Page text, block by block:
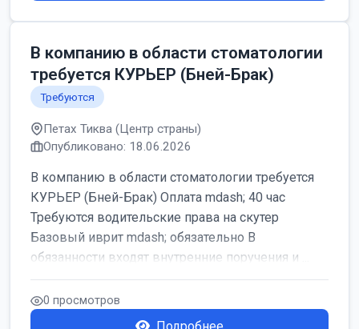
В компанию в области стоматологии
требуется КУРЬЕР (Бней-Брак)
Требуются
Петах Тиква (Центр страны)
Опубликовано: 18.06.2026
В компанию в области стоматологии требуется
КУРЬЕР (Бней-Брак) Оплата mdash; 40 час
Требуются водительские права на скутер
Базовый иврит mdash; обязательно В
обязанности входят внутренние поручения и ...
0 просмотров